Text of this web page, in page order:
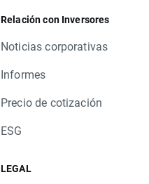
Relación con Inversores
Noticias corporativas
Informes
Precio de cotización
ESG
LEGAL